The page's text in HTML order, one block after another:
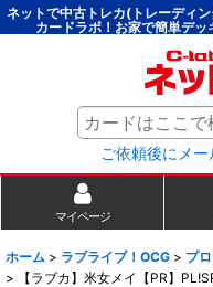
ネットで中古トレカ(トレーディ
カードラボ！お家で簡単デッ
ご依頼後にメ
マイページ
ホーム > ラブライブ！OCG > プ
>
【ラブカ】米女メイ【PR】